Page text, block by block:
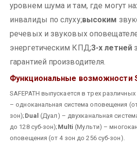
уровнем шума и там, где могут
инвалиды по слуху;высоким
речевых и звуковых
энергетическим КПД;3-х летней
гарантией производителя.
Функциональные возможности
SAFEPATH выпускается в трех
– одноканальная система оповещения
зон); Dual (Дуал) – двухканальная
до 128 суб-зон); Multi (Мульти) –
оповещения (от 4 зон до 256 суб-зон).